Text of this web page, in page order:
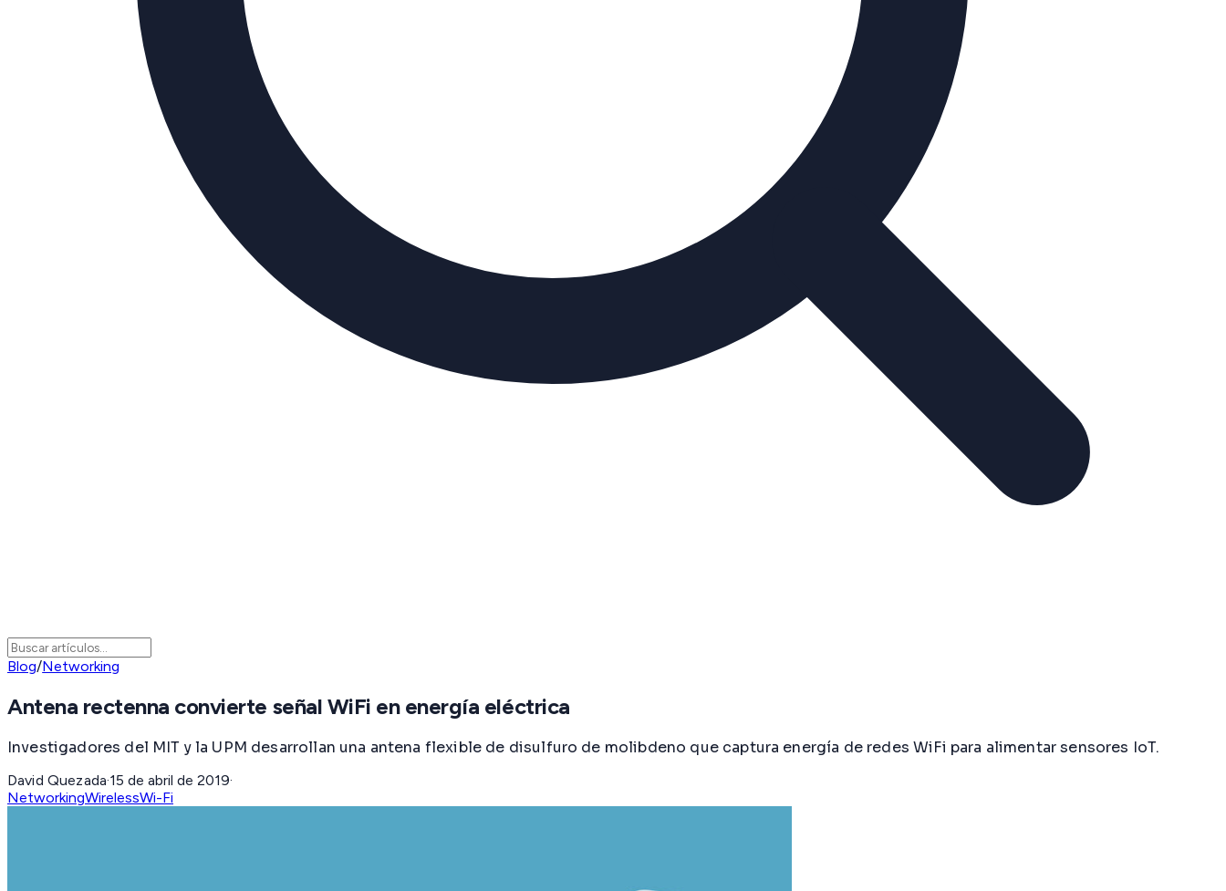
Blog/Networking
Antena rectenna convierte señal WiFi en energía eléctrica
Investigadores del MIT y la UPM desarrollan una antena flexible de disulfuro de molibdeno que captura energía de redes WiFi para alimentar sensores IoT.
David Quezada·15 de abril de 2019·
NetworkingWirelessWi-Fi